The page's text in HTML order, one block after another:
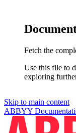
Fetch the
Use this file to
exploring
Skip to main content
ABBYY